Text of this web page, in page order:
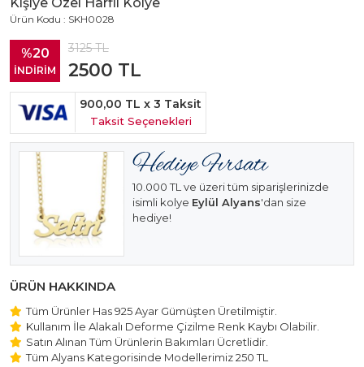
Ürün Kodu : SKH0028
%20
İNDİRİM
3125TL
2500 TL
900,00 TL x 3 Taksit
Taksit Seçenekleri
10.000 TL ve üzeri tüm siparişlerinizde
isimli kolye Eylül Alyans'dan size
hediye!
ÜRÜN HAKKINDA
Tüm Ürünler Has 925 Ayar Gümüşten Üretilmiştir.
Kullanım İle Alakalı Deforme Çizilme Renk Kaybı Olabilir.
Satın Alınan Tüm Ürünlerin Bakımları Ücretlidir.
Tüm Alyans Kategorisinde Modellerimiz 250 TL